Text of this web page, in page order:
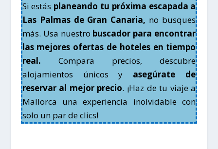
Si estás planeando tu próxima escapada a
Las Palmas de Gran Canaria, no busques
más. Usa nuestro buscador para encontrar
las mejores ofertas de hoteles en tiempo
real. Compara precios, descubre
alojamientos únicos y asegúrate de
reservar al mejor precio. ¡Haz de tu viaje a
Mallorca una experiencia inolvidable con
solo un par de clics!